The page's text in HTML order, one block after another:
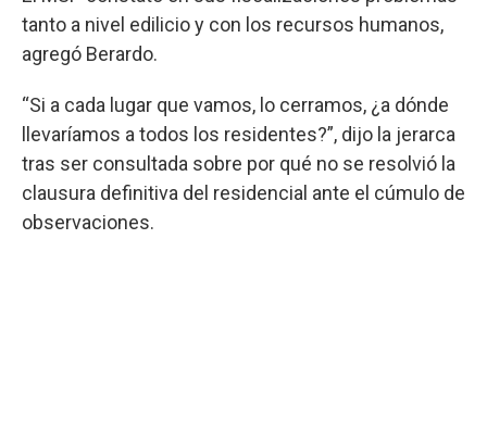
tanto a nivel edilicio y con los recursos humanos,
agregó Berardo.
“Si a cada lugar que vamos, lo cerramos, ¿a dónde
llevaríamos a todos los residentes?”, dijo la jerarca
tras ser consultada sobre por qué no se resolvió la
clausura definitiva del residencial ante el cúmulo de
observaciones.